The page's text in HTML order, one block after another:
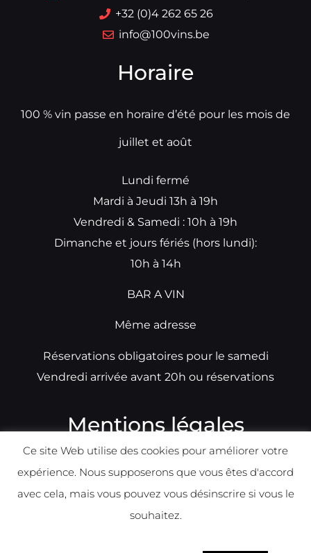
+32 (0)4 262 65 26
info@100vins.be
Horaire
100 % vin passe en horaire d’été pour les mois de
juillet et août
Lundi fermé
Mardi à Jeudi 13h à 19h
Vendredi & Samedi : 10h à 19h
Dimanche et jours fériés (hors lundi):
10h à 14h
BAR A VIN
Même adresse
Réservations obligatoires pour le samedi
Vendredi arrivée avant 20h ou réservations
Mentions légales
Ce site Web utilise des cookies pour améliorer votre
expérience. Nous supposerons que vous êtes d'accord
avec cela, mais vous pouvez vous désinscrire si vous le
souhaitez.